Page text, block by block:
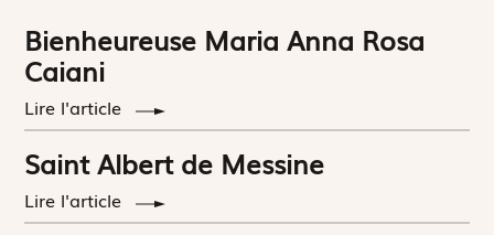
Bienheureuse Maria Anna Rosa
Caiani
Lire l'article
Saint Albert de Messine
Lire l'article